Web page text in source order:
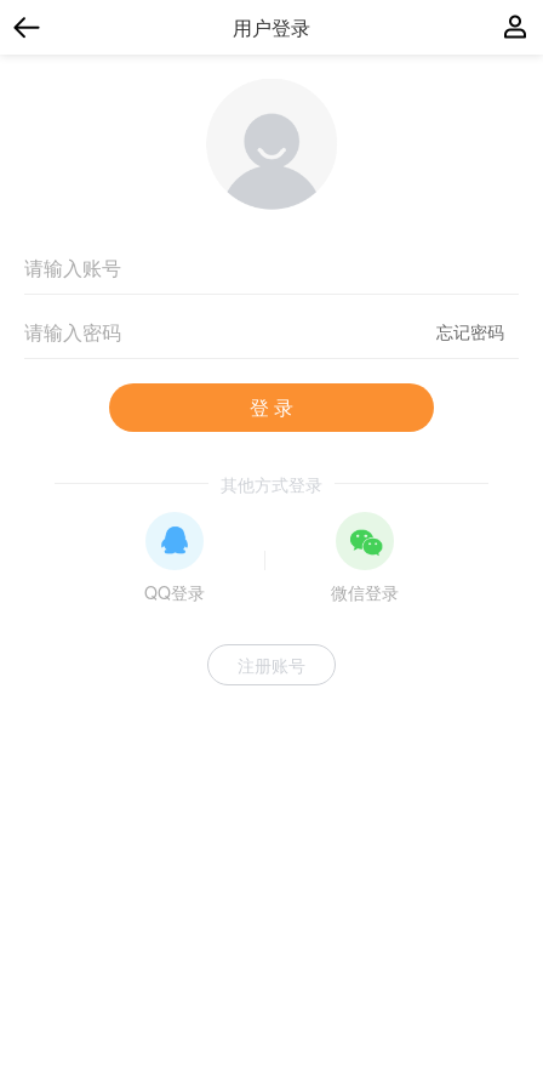
用户登录
忘记密码
登 录
其他方式登录
QQ登录 微信登录
注册账号